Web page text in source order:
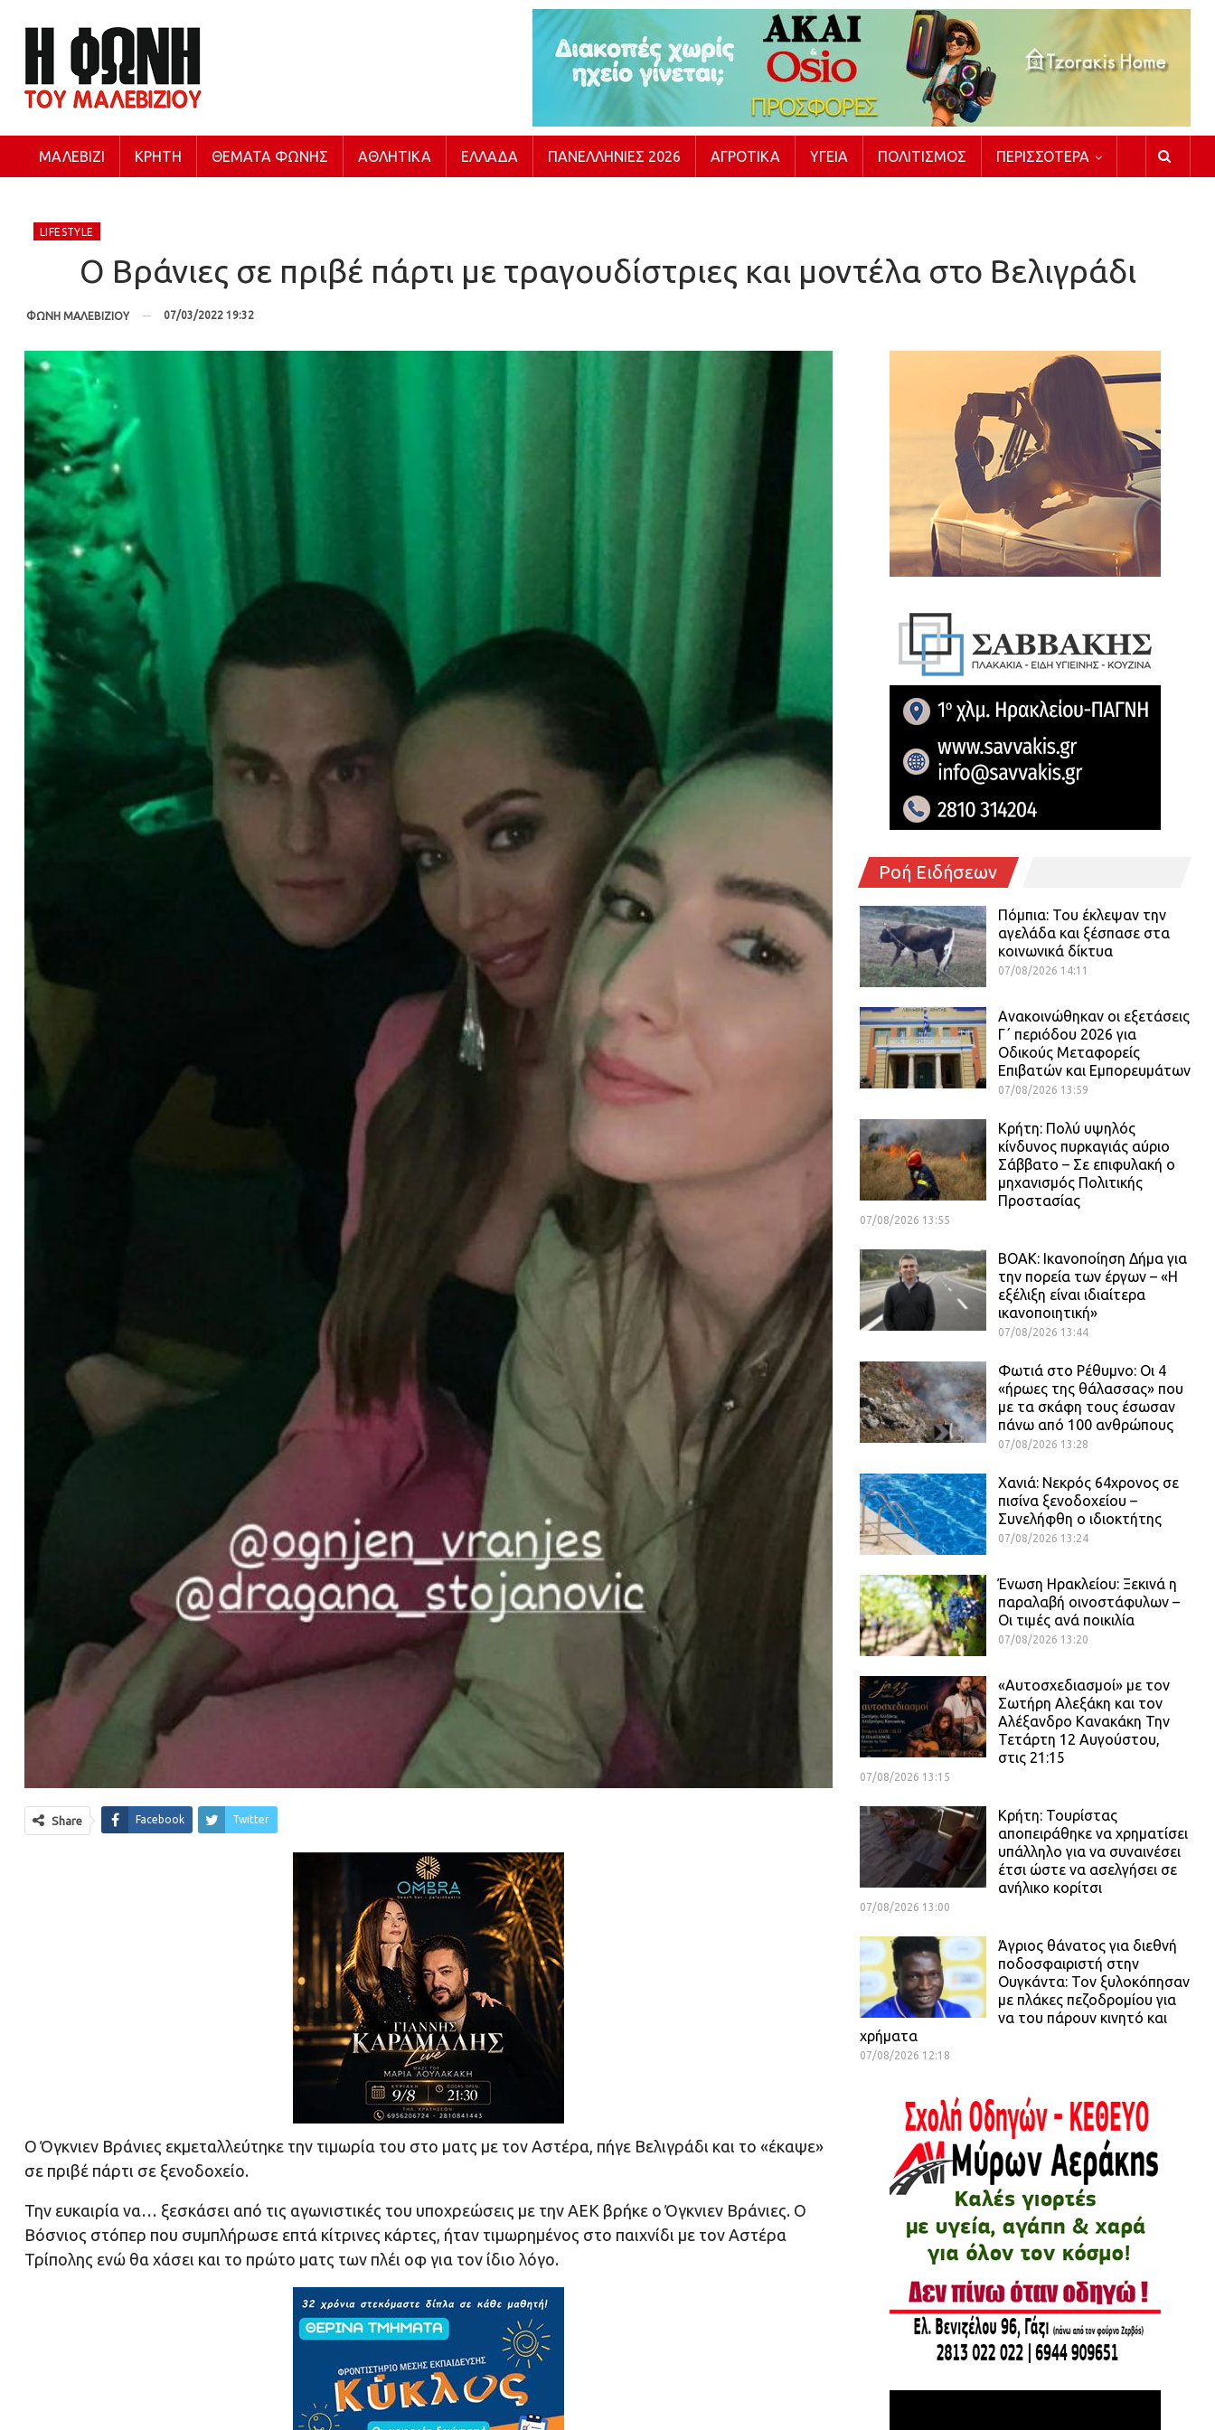
ΜΑΛΕΒΊΖΙ ΚΡΉΤΗ ΘΈΜΑΤΑ ΦΩΝΉΣ ΑΘΛΗΤΙΚΆ ΕΛΛΆΔΑ ΠΑΝΕΛΛΉΝΙΕΣ 2026 ΑΓΡΟΤΙΚΆ ΥΓΕΊΑ ΠΟΛΙΤΙΣΜΌΣ ΠΕΡΙΣΣΌΤΕΡΑ
LIFESTYLE
Ο Βράνιες σε πριβέ πάρτι με τραγουδίστριες και μοντέλα στο Βελιγράδι
ΦΩΝΗ ΜΑΛΕΒΙΖΙΟΥ 07/03/2022 19:32
Share Facebook Twitter
Ο Όγκνιεν Βράνιες εκμεταλλεύτηκε την τιμωρία του στο ματς με τον Αστέρα, πήγε Βελιγράδι και το «έκαψε»
σε πριβέ πάρτι σε ξενοδοχείο.
Την ευκαιρία να… ξεσκάσει από τις αγωνιστικές του υποχρεώσεις με την ΑΕΚ βρήκε ο Όγκνιεν Βράνιες. Ο
Βόσνιος στόπερ που συμπλήρωσε επτά κίτρινες κάρτες, ήταν τιμωρημένος στο παιχνίδι με τον Αστέρα
Τρίπολης ενώ θα χάσει και το πρώτο ματς των πλέι οφ για τον ίδιο λόγο.
Ροή Ειδήσεων
Πόμπια: Του έκλεψαν την
αγελάδα και ξέσπασε στα
κοινωνικά δίκτυα
07/08/2026 14:11
Ανακοινώθηκαν οι εξετάσεις
Γ΄ περιόδου 2026 για
Οδικούς Μεταφορείς
Επιβατών και Εμπορευμάτων
07/08/2026 13:59
Κρήτη: Πολύ υψηλός
κίνδυνος πυρκαγιάς αύριο
Σάββατο – Σε επιφυλακή ο
μηχανισμός Πολιτικής
Προστασίας
07/08/2026 13:55
ΒΟΑΚ: Ικανοποίηση Δήμα για
την πορεία των έργων – «Η
εξέλιξη είναι ιδιαίτερα
ικανοποιητική»
07/08/2026 13:44
Φωτιά στο Ρέθυμνο: Οι 4
«ήρωες της θάλασσας» που
με τα σκάφη τους έσωσαν
πάνω από 100 ανθρώπους
07/08/2026 13:28
Χανιά: Νεκρός 64χρονος σε
πισίνα ξενοδοχείου –
Συνελήφθη ο ιδιοκτήτης
07/08/2026 13:24
Ένωση Ηρακλείου: Ξεκινά η
παραλαβή οινοστάφυλων –
Οι τιμές ανά ποικιλία
07/08/2026 13:20
«Αυτοσχεδιασμοί» με τον
Σωτήρη Αλεξάκη και τον
Αλέξανδρο Κανακάκη Την
Τετάρτη 12 Αυγούστου,
στις 21:15
07/08/2026 13:15
Κρήτη: Τουρίστας
αποπειράθηκε να χρηματίσει
υπάλληλο για να συναινέσει
έτσι ώστε να ασελγήσει σε
ανήλικο κορίτσι
07/08/2026 13:00
Άγριος θάνατος για διεθνή
ποδοσφαιριστή στην
Ουγκάντα: Τον ξυλοκόπησαν
με πλάκες πεζοδρομίου για
να του πάρουν κινητό και
χρήματα
07/08/2026 12:18